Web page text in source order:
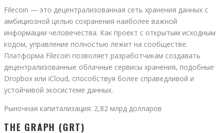
Filecoin — это децентрализованная сеть хранения данных с
амбициозной целью сохранения наиболее важной
информации человечества. Как проект с открытым исходным
кодом, управление полностью лежит на сообществе.
Платформа Filecoin позволяет разработчикам создавать
децентрализованные облачные сервисы хранения, подобные
Dropbox или iCloud, способствуя более справедливой и
устойчивой экосистеме данных.
Рыночная капитализация: 2,82 млрд долларов
THE GRAPH (GRT)